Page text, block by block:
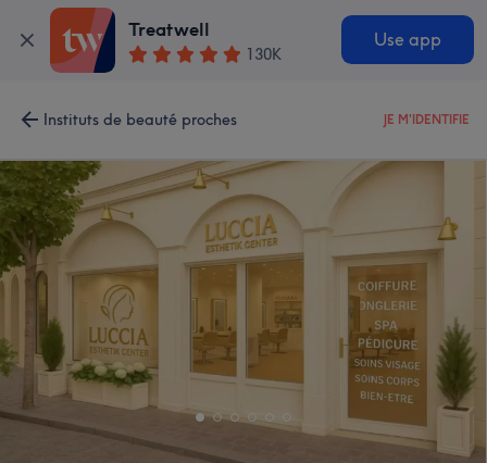
Treatwell
130K
Use app
Instituts de beauté proches JE M'IDENTIFIE